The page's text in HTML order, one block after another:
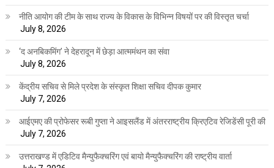
नीति आयोग की टीम के साथ राज्य के विकास के विभिन्न विषयों पर की विस्तृत चर्चा
July 8, 2026
‘द अनबिकमिंग’ ने देहरादून में छेड़ा आत्ममंथन का संवा
July 8, 2026
केंद्रीय सचिव से मिले प्रदेश के संस्कृत शिक्षा सचिव दीपक कुमार
July 7, 2026
आईएमए की प्रोफेसर रूबी गुप्ता ने आइसलैंड में अंतरराष्ट्रीय क्रिएटिव रेजिडेंसी पूरी की
July 7, 2026
उत्तराखण्ड में एडिटिव मैन्युफैक्चरिंग एवं बायो मैन्युफैक्चरिंग की राष्ट्रीय वार्ता